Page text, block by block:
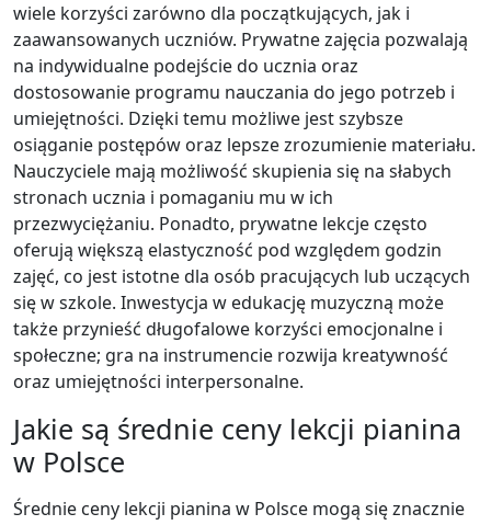
wiele korzyści zarówno dla początkujących, jak i
zaawansowanych uczniów. Prywatne zajęcia pozwalają
na indywidualne podejście do ucznia oraz
dostosowanie programu nauczania do jego potrzeb i
umiejętności. Dzięki temu możliwe jest szybsze
osiąganie postępów oraz lepsze zrozumienie materiału.
Nauczyciele mają możliwość skupienia się na słabych
stronach ucznia i pomaganiu mu w ich
przezwyciężaniu. Ponadto, prywatne lekcje często
oferują większą elastyczność pod względem godzin
zajęć, co jest istotne dla osób pracujących lub uczących
się w szkole. Inwestycja w edukację muzyczną może
także przynieść długofalowe korzyści emocjonalne i
społeczne; gra na instrumencie rozwija kreatywność
oraz umiejętności interpersonalne.
Jakie są średnie ceny lekcji pianina
w Polsce
Średnie ceny lekcji pianina w Polsce mogą się znacznie